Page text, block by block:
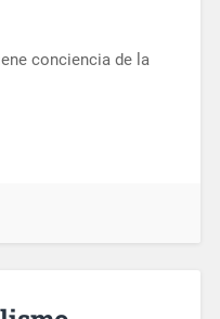
conciencia de la